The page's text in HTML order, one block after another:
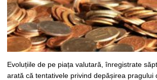
Evoluțiile de pe piața valutară, înregistrate
arată că tentativele privind depășirea pragului